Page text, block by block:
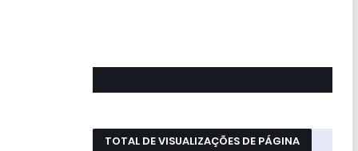
TOTAL DE VISUALIZAÇÕES DE PÁGINA